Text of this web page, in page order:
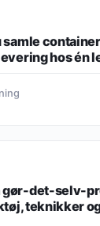
samle
hos én
gør-det-selv-
teknikker